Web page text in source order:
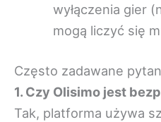
wyłączenia gier
mogą liczyć się
Często zadawane
1. Czy Olisimo jest
Tak, platforma używa